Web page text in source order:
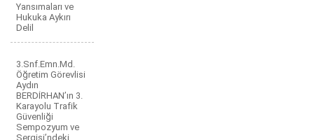
Yansımaları ve
Hukuka Aykırı
Delil
3.Snf.Emn.Md.
Öğretim Görevlisi
Aydın
BERDİRHAN’ın 3.
Karayolu Trafik
Güvenliği
Sempozyum ve
Sergisi’ndeki